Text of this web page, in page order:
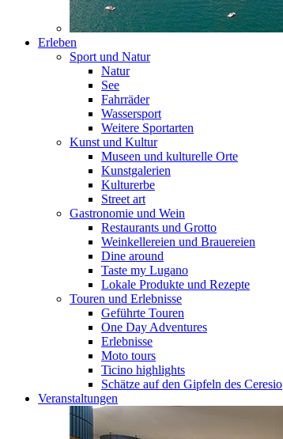
Erleben
Sport und Natur
Natur
See
Fahrräder
Wassersport
Weitere Sportarten
Kunst und Kultur
Museen und kulturelle Orte
Kunstgalerien
Kulturerbe
Street art
Gastronomie und Wein
Restaurants und Grotto
Weinkellereien und Brauereien
Dine around
Taste my Lugano
Lokale Produkte und Rezepte
Touren und Erlebnisse
Geführte Touren
One Day Adventures
Erlebnisse
Moto tours
Ticino highlights
Schätze auf den Gipfeln des Ceresio
Veranstaltungen